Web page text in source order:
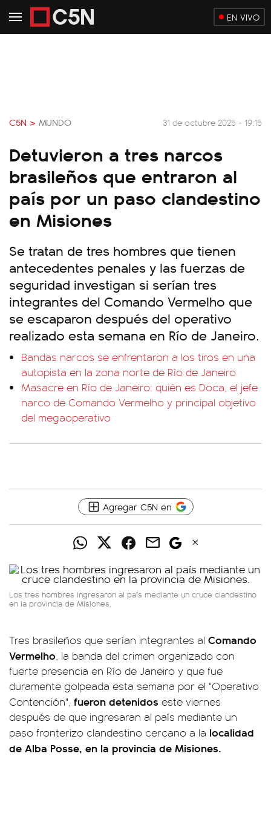
EN VIVO
C5N > MUNDO 31 de octubre 2025 - 19:15
Detuvieron a tres narcos
brasileños que entraron al
país por un paso clandestino
en Misiones
Se tratan de tres hombres que tienen
antecedentes penales y las fuerzas de
seguridad investigan si serían tres
integrantes del Comando Vermelho que
se escaparon después del operativo
realizado esta semana en Río de Janeiro.
Bandas narcos se enfrentaron a los tiros en una
autopista en la zona norte de Río de Janeiro
Masacre en Río de Janeiro: quién es Doca, el jefe
narco de Comando Vermelho y principal objetivo
del megaoperativo
Agregar C5N en
Los tres hombres ingresaron al país mediante un cruce clandestino
en la provincia de Misiones.
Tres brasileños que serían integrantes al Comando
Vermelho, la banda del crimen organizado con
fuerte presencia en Río de Janeiro y que fue
duramente golpeada esta semana por el "Operativo
Contención", fueron detenidos este viernes
después de que ingresaran al país mediante un
paso fronterizo clandestino cercano a la localidad
de Alba Posse, en la provincia de Misiones.